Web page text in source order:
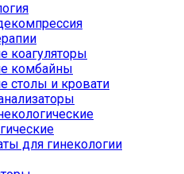
коагуляторы
комбайны
столы и кровати
для гинекологии